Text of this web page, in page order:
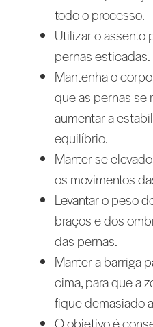
todo o processo.
Utilizar o assento
pernas esticadas.
Mantenha o
que as pernas se
aumentar a
equilíbrio.
Manter-se
os movimentos
Levantar o peso
braços e dos
das pernas.
Manter a barriga
cima, para que a
fique demasiado
O objetivo é